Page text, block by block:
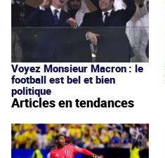
Voyez Monsieur Macron : le
football est bel et bien
politique
Articles en tendances